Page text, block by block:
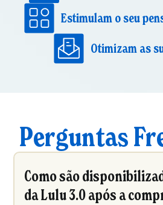
Estimulam o seu
Otimizam as
Perguntas
Como são
da Lulu 3.0 após a